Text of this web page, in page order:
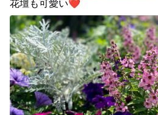
花壇も可愛い❤️